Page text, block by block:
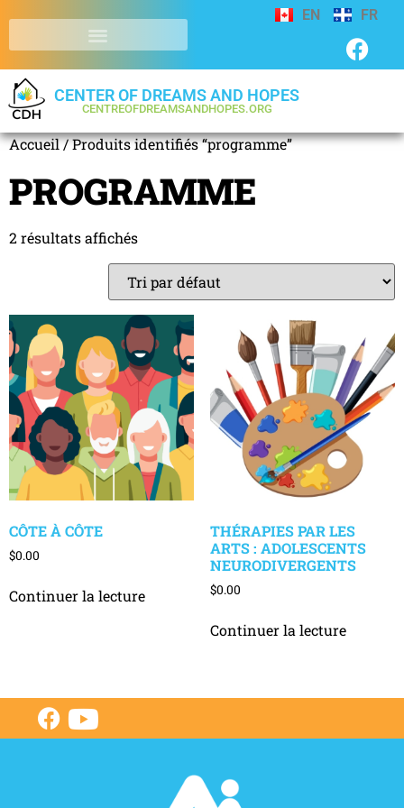
EN FR
CENTER OF DREAMS AND HOPES
CENTREOFDREAMSANDHOPES.ORG
Accueil/ Produits identifiés “programme”
PROGRAMME
2 résultats affichés
CÔTE À CÔTE
$0.00
Continuer la lecture
THÉRAPIES PAR LES
ARTS : ADOLESCENTS
NEURODIVERGENTS
$0.00
Continuer la lecture